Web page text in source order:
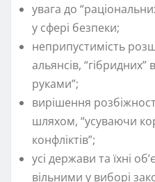
увага до
у сфері безпеки;
неприпустимість
альянсів,
руками”;
вирішення
шляхом, “усуваючи
конфліктів”;
усі держави та їхні
вільними у виборі